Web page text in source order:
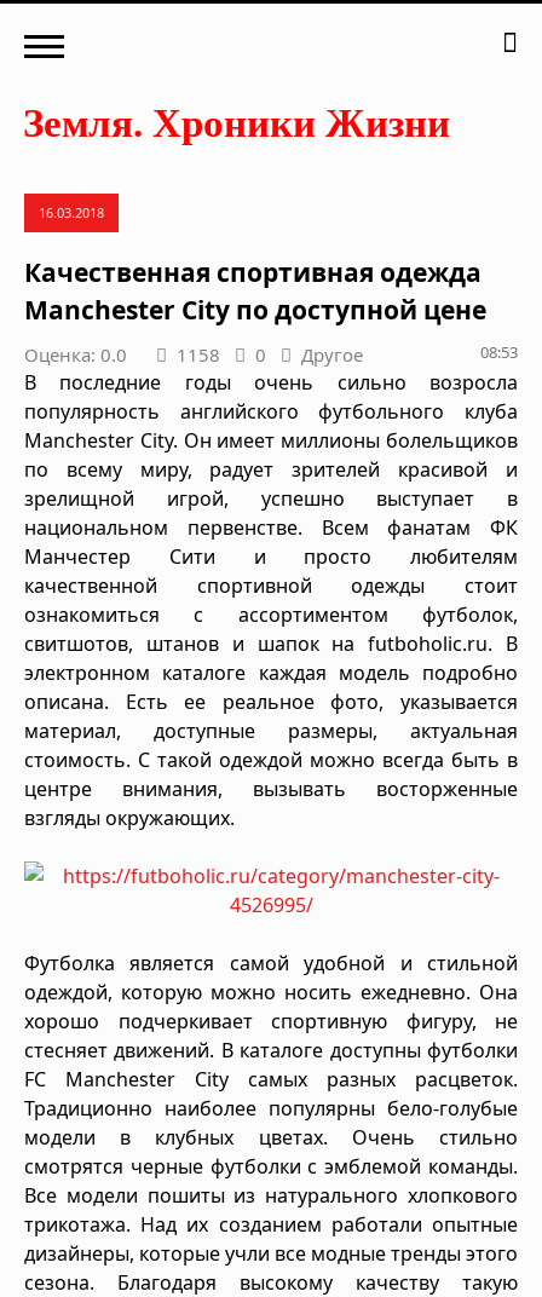
16.03.2018
Качественная спортивная одежда
Manchester City по доступной цене
Оценка: 0.0 1158 0 Другое 08:53
В последние годы очень сильно возросла
популярность английского футбольного клуба
Manchester City. Он имеет миллионы болельщиков
по всему миру, радует зрителей красивой и
зрелищной игрой, успешно выступает в
национальном первенстве. Всем фанатам ФК
Манчестер Сити и просто любителям
качественной спортивной одежды стоит
ознакомиться с ассортиментом футболок,
свитшотов, штанов и шапок на futboholic.ru. В
электронном каталоге каждая модель подробно
описана. Есть ее реальное фото, указывается
материал, доступные размеры, актуальная
стоимость. С такой одеждой можно всегда быть в
центре внимания, вызывать восторженные
взгляды окружающих.
Футболка является самой удобной и стильной
одеждой, которую можно носить ежедневно. Она
хорошо подчеркивает спортивную фигуру, не
стесняет движений. В каталоге доступны футболки
FC Manchester City самых разных расцветок.
Традиционно наиболее популярны бело-голубые
модели в клубных цветах. Очень стильно
смотрятся черные футболки с эмблемой команды.
Все модели пошиты из натурального хлопкового
трикотажа. Над их созданием работали опытные
дизайнеры, которые учли все модные тренды этого
сезона. Благодаря высокому качеству такую